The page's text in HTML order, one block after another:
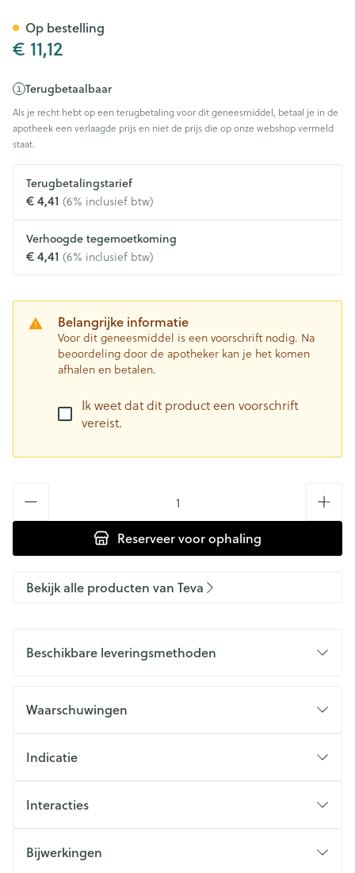
€ 11,12
Terugbetaalbaar
Als je recht hebt op een terugbetaling voor dit geneesmiddel, betaal je in de
apotheek een verlaagde prijs en niet de prijs die op onze webshop vermeld
staat.
Terugbetalingstarief
€ 4,41 (6% inclusief btw)
Verhoogde tegemoetkoming
€ 4,41 (6% inclusief btw)
Belangrijke informatie
Voor dit geneesmiddel is een voorschrift nodig. Na
beoordeling door de apotheker kan je het komen
afhalen en betalen.
Ik weet dat dit product een voorschrift
vereist.
Reserveervoor ophaling
Op bestelling
Bekijk alle producten van Teva
Beschikbare leveringsmethoden
Waarschuwingen
Indicatie
Interacties
Bijwerkingen